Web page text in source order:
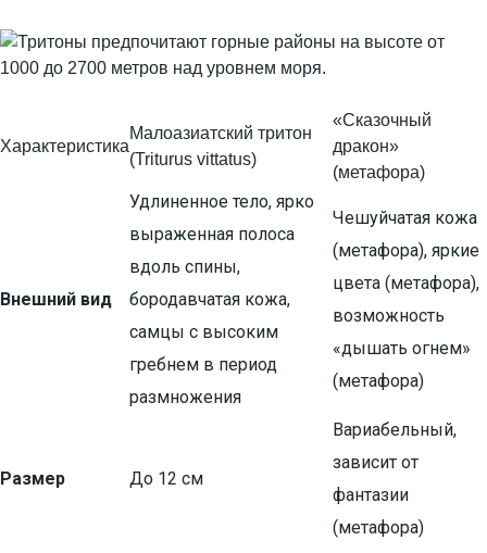
Характеристика
Малоазиатский тритон
(Triturus vittatus)
«Сказочный
дракон»
(метафора)
Внешний вид
Удлиненное тело, ярко
выраженная полоса
вдоль спины,
бородавчатая кожа,
самцы с высоким
гребнем в период
размножения
Чешуйчатая кожа
(метафора), яркие
цвета (метафора),
возможность
«дышать огнем»
(метафора)
Размер До 12 см
Вариабельный,
зависит от
фантазии
(метафора)